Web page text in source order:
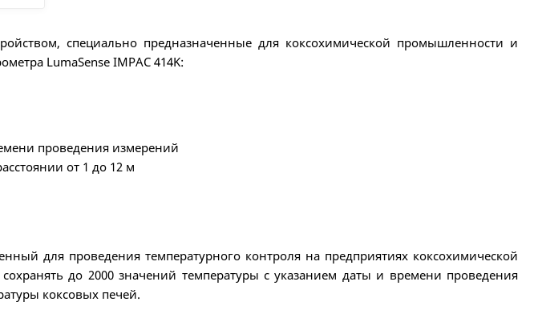
специально предназначенные для коксохимической промышленности и
LumaSense IMPAC 414K:
проведения измерений
от 1 до 12 м
для проведения температурного контроля на предприятиях коксохимической
до 2000 значений температуры с указанием даты и времени проведения
коксовых печей.